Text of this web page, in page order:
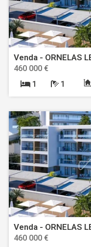
Venda - ORNELAS
460 000 €
1
1
Venda - ORNELAS
460 000 €